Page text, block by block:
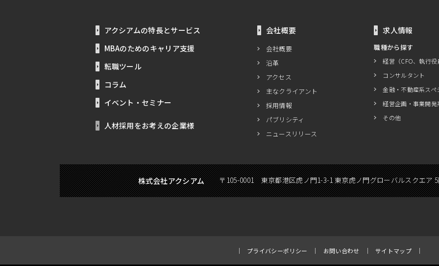
アクシアムの特長とサービス
MBAのためのキャリア支援
転職ツール
コラム
イベント・セミナー
人材採用をお考えの企業様
会社概要
会社概要
沿革
アクセス
主なクライアント
採用情報
パブリシティ
ニュースリリース
求人情報
職種から探す
経営（CFO、執行役
コンサルタント
金融・不動産系スペ
経営企画・事業開発
その他
株式会社アクシアム 〒105-0001 東京都港区虎ノ門1-3-1 東京虎ノ門グローバルスクエア
プライバシーポリシー お問い合わせ サイトマップ